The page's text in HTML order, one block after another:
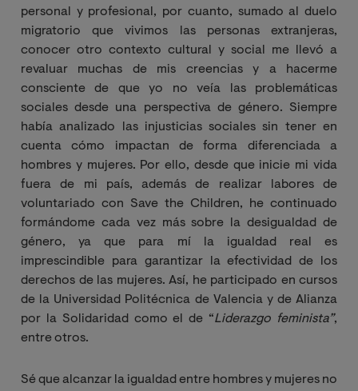
personal y profesional, por cuanto, sumado al duelo
migratorio que vivimos las personas extranjeras,
conocer otro contexto cultural y social me llevó a
revaluar muchas de mis creencias y a hacerme
consciente de que yo no veía las problemáticas
sociales desde una perspectiva de género. Siempre
había analizado las injusticias sociales sin tener en
cuenta cómo impactan de forma diferenciada a
hombres y mujeres. Por ello, desde que inicie mi vida
fuera de mi país, además de realizar labores de
voluntariado con Save the Children, he continuado
formándome cada vez más sobre la desigualdad de
género, ya que para mí la igualdad real es
imprescindible para garantizar la efectividad de los
derechos de las mujeres. Así, he participado en cursos
de la Universidad Politécnica de Valencia y de Alianza
por la Solidaridad como el de “Liderazgo feminista”,
entre otros.
Sé que alcanzar la igualdad entre hombres y mujeres no